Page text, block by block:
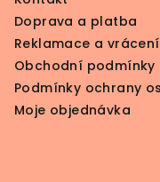
Doprava a platba
Reklamace a vrácení
Obchodní podmínky
Podmínky ochrany
Moje objednávka